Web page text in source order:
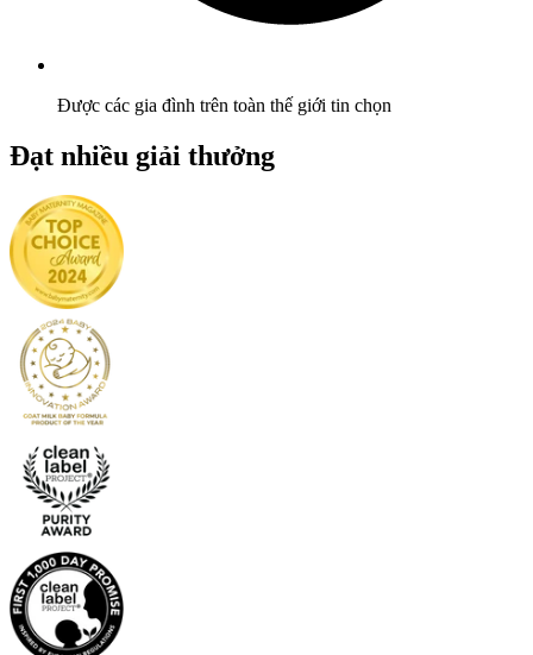
Được các gia đình trên toàn thế giới tin chọn
Đạt nhiều giải thưởng